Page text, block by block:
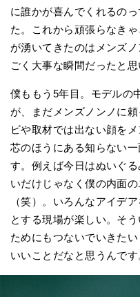
に誰かが喜んでくれるの
た。これから頑張らなき
が湧いてきたのはメンズ
ごく大事な瞬間だったと思
僕ももう5年目。モデルの
が、まだメンズノンノに
ビや取材では出ない顔を
芯のほうにある知らない
す。例えば今日はぬいぐ
いだけじゃなく僕の内面
（笑）。いろんなアイデ
とする現場が楽しい。そ
ためにもつないでいきた
いいことだなと思うんです